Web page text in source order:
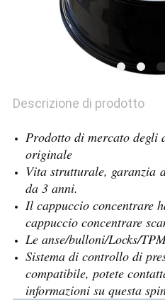
Descrizione di prodotto
Prodotto di mercato degli
originale
Vita strutturale, garanzia
da 3 anni.
Il cappuccio concentrare
cappuccio concentrare
Le anse/bulloni/Locks/
Sistema di controllo di
compatibile, potete
informazioni su questa